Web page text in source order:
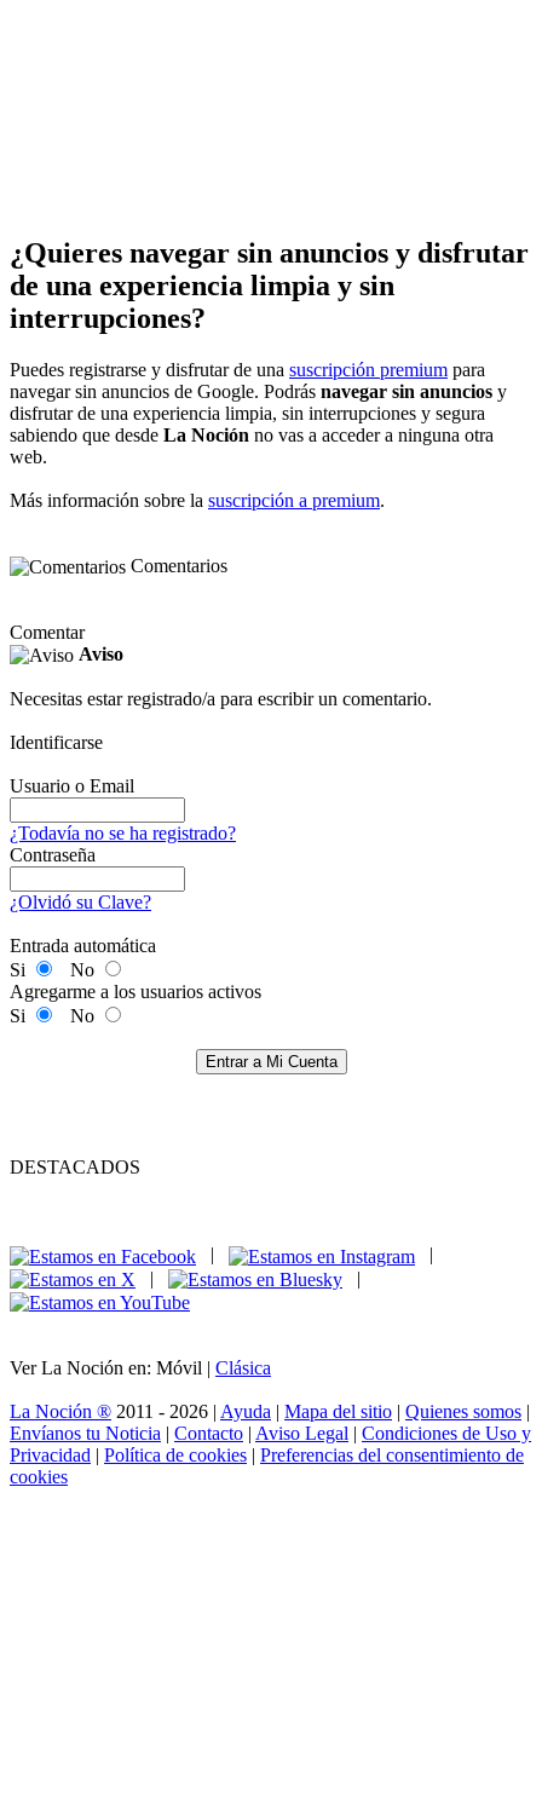
¿Quieres navegar sin anuncios y disfrutar
de una experiencia limpia y sin
interrupciones?
Puedes registrarse y disfrutar de una suscripción premium para
navegar sin anuncios de Google. Podrás navegar sin anuncios y
disfrutar de una experiencia limpia, sin interrupciones y segura
sabiendo que desde La Noción no vas a acceder a ninguna otra
web.
Más información sobre la suscripción a premium.
Comentarios
Comentar
Aviso
Necesitas estar registrado/a para escribir un comentario.
Identificarse
Usuario o Email
¿Todavía no se ha registrado?
Contraseña
¿Olvidó su Clave?
Entrada automática
Si
No
Agregarme a los usuarios activos
Si
No
Entrar a Mi Cuenta
DESTACADOS
|
|
|
|
Ver La Noción en: Móvil | Clásica
La Noción ® 2011 - 2026 | Ayuda | Mapa del sitio | Quienes somos |
Envíanos tu Noticia | Contacto | Aviso Legal | Condiciones de Uso y
Privacidad | Política de cookies | Preferencias del consentimiento de
cookies